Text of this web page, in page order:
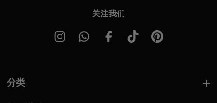
关注我们
分类